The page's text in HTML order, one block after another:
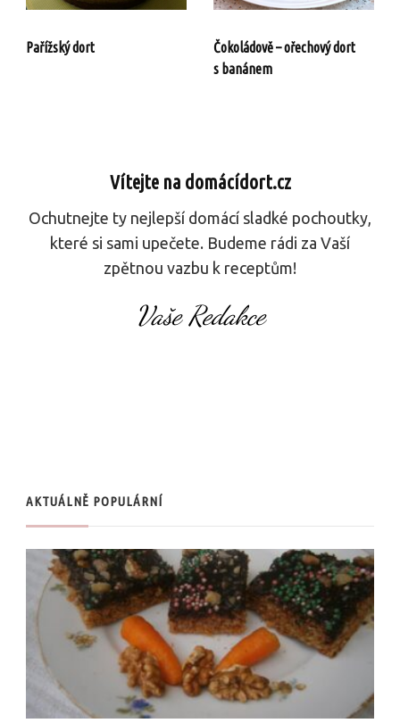
Pařížský dort
Čokoládově – ořechový dort
s banánem
Vítejte na domácídort.cz
Ochutnejte ty nejlepší domácí sladké pochoutky,
které si sami upečete. Budeme rádi za Vaší
zpětnou vazbu k receptům!
Vaše Redakce
AKTUÁLNĚ POPULÁRNÍ